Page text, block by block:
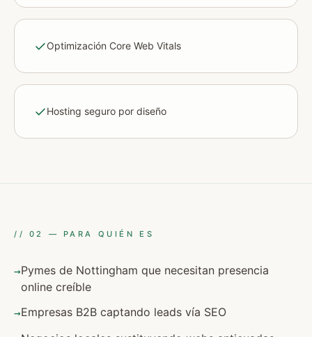
Optimización Core Web Vitals
Hosting seguro por diseño
// 02 — PARA QUIÉN ES
→Pymes de Nottingham que necesitan presencia
online creíble
→Empresas B2B captando leads vía SEO